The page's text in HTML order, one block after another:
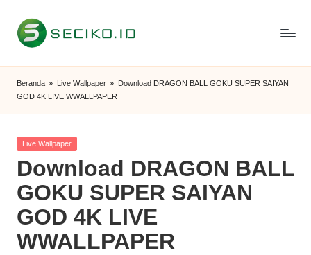
Skip
S
e
c
i
k
o
I
D
Beranda » Live Wallpaper » Download DRAGON BALL GOKU SUPER SAIYAN
GOD 4K LIVE WWALLPAPER
Posted
Live Wallpaper
Download DRAGON BALL
GOKU SUPER SAIYAN
GOD 4K LIVE
WWALLPAPER